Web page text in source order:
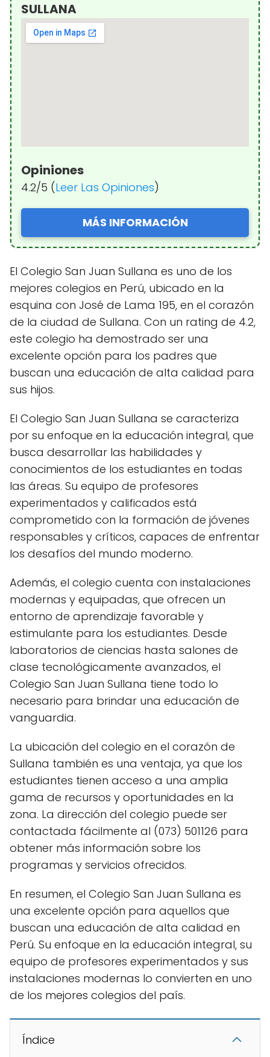
SULLANA
Opiniones
4.2/5 (Leer Las Opiniones)
MÁS INFORMACIÓN
El Colegio San Juan Sullana es uno de los
mejores colegios en Perú, ubicado en la
esquina con José de Lama 195, en el corazón
de la ciudad de Sullana. Con un rating de 4.2,
este colegio ha demostrado ser una
excelente opción para los padres que
buscan una educación de alta calidad para
sus hijos.
El Colegio San Juan Sullana se caracteriza
por su enfoque en la educación integral, que
busca desarrollar las habilidades y
conocimientos de los estudiantes en todas
las áreas. Su equipo de profesores
experimentados y calificados está
comprometido con la formación de jóvenes
responsables y críticos, capaces de enfrentar
los desafíos del mundo moderno.
Además, el colegio cuenta con instalaciones
modernas y equipadas, que ofrecen un
entorno de aprendizaje favorable y
estimulante para los estudiantes. Desde
laboratorios de ciencias hasta salones de
clase tecnológicamente avanzados, el
Colegio San Juan Sullana tiene todo lo
necesario para brindar una educación de
vanguardia.
La ubicación del colegio en el corazón de
Sullana también es una ventaja, ya que los
estudiantes tienen acceso a una amplia
gama de recursos y oportunidades en la
zona. La dirección del colegio puede ser
contactada fácilmente al (073) 501126 para
obtener más información sobre los
programas y servicios ofrecidos.
En resumen, el Colegio San Juan Sullana es
una excelente opción para aquellos que
buscan una educación de alta calidad en
Perú. Su enfoque en la educación integral, su
equipo de profesores experimentados y sus
instalaciones modernas lo convierten en uno
de los mejores colegios del país.
Índice